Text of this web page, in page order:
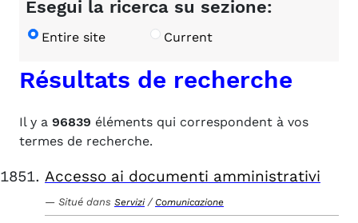
Esegui la ricerca su sezione:
Entire site Current
Résultats de recherche
Il y a 96839 éléments qui correspondent à vos
termes de recherche.
Accesso ai documenti amministrativi
Situé dans Servizi / Comunicazione